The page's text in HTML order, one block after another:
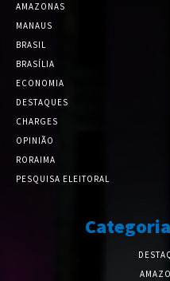
AMAZONAS
MANAUS
BRASIL
BRASÍLIA
ECONOMIA
DESTAQUES
CHARGES
OPINIÃO
RORAIMA
PESQUISA ELEITORAL